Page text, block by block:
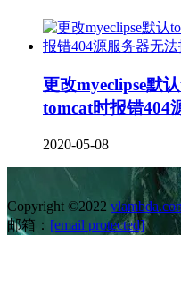
更改myeclipse默
tomcat时报错404
2020-05-08
Copyright ©2022
邮箱： [email protected]